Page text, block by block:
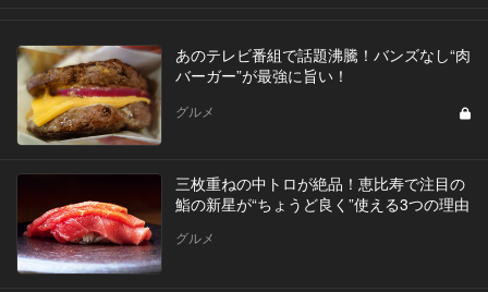
あのテレビ番組で話題沸騰！バンズなし“肉
バーガー”が最強に旨い！
グルメ
三枚重ねの中トロが絶品！恵比寿で注目の
鮨の新星が“ちょうど良く”使える3つの理由
グルメ